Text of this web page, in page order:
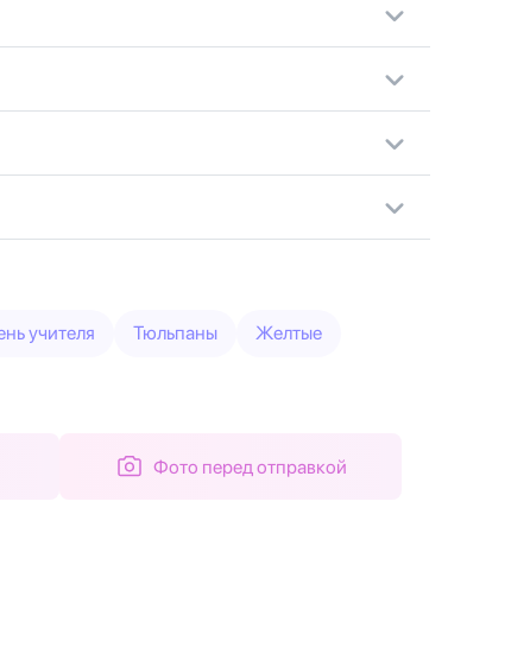
учителя Тюльпаны Желтые
Фото перед отправкой